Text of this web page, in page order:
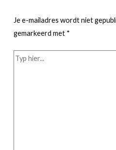
Je e-mailadres wordt niet
gemarkeerd met *
Typ